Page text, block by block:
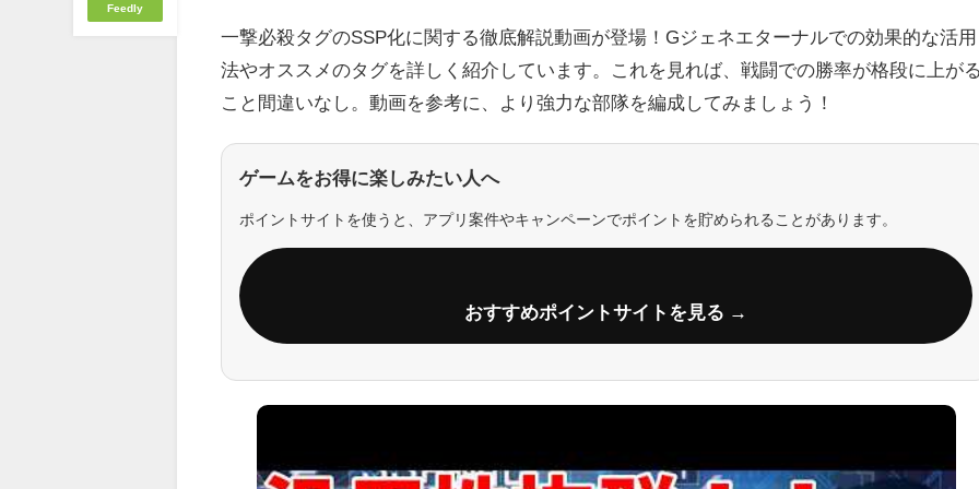
Feedly
一撃必殺タグのSSP化に関する徹底解説動画が登場！Gジェネエターナルでの効果的な活用
法やオススメのタグを詳しく紹介しています。これを見れば、戦闘での勝率が格段に上が
こと間違いなし。動画を参考に、より強力な部隊を編成してみましょう！
ゲームをお得に楽しみたい人へ
ポイントサイトを使うと、アプリ案件やキャンペーンでポイントを貯められることがあります。
おすすめポイントサイトを見る →